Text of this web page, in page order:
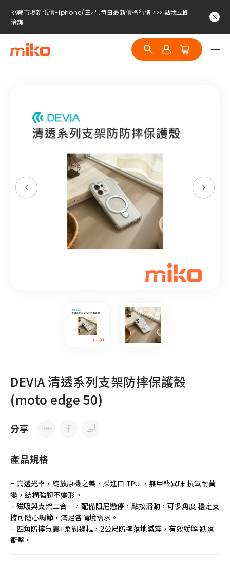
挑戰市場新低價-iphone/三星..每日最新價格行情 >>> 點我立即
洽詢
挑戰市場新低價-iphone/三星..每日最新價格行情 >>> 點我立即
洽詢
挑戰市場新低價-iphone/三星..每日最新價格行情 >>> 點我立即
DEVIA 清透系列支架防摔保護殼
(moto edge 50)
分享
產品規格
- 高透光率，綻放原機之美，採進口 TPU ，無甲醛異味 抗氧耐黃
變，結構強韌不變形。
- 磁吸與支架二合一，配備阻尼懸停，點按滑動，可多角度 穩定支
撐可隨心調節，滿足各情境需求。
- 四角防摔氣囊+柔韌邊框，2公尺防摔落地減震，有效緩解 跌落
衝擊。